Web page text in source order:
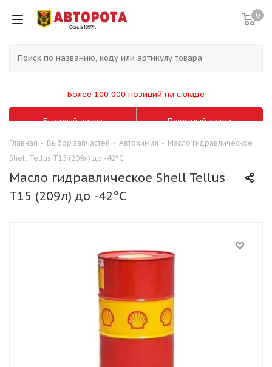
0
Более 100 000 позиций на складе
Быстрый заказ Пакетный заказ
Главная - Выбор запчастей - Автохимия - Масло гидравлическое
Shell Tellus T15 (209л) до -42°С
Масло гидравлическое Shell Tellus
T15 (209л) до -42°С